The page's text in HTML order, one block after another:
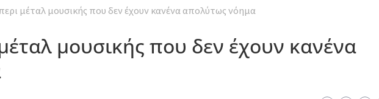
μέταλ μουσικής που δεν έχουν κανένα απολύτως νόημα
μουσικής που δεν έχουν κανένα